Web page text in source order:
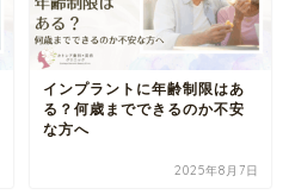
インプラントに年齢制限はあ
る？何歳までできるのか不安
な方へ
2025年8月7日